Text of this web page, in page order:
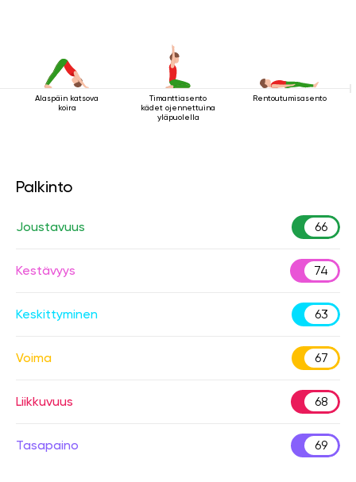
Alaspäin katsova
koira
Timanttiasento
kädet ojennettuina
yläpuolella
Rentoutumisasento
Palkinto
Joustavuus 66
Kestävyys 74
Keskittyminen 63
Voima 67
Liikkuvuus 68
Tasapaino 69